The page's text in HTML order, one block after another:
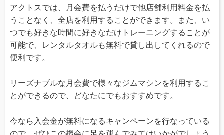
アクトスでは、月会費を払うだけで他店舗利用料金を払
うことなく、全店を利用することができます。また、い
つでも好きな時間に好きなだけトレーニングすることが
可能で、レンタルタオルも無料で貸し出してくれるので
便利です。
リーズナブルな月会費で様々なジムマシンを利用するこ
とができるので、どなたにでもおすすめです。
今なら入会金が無料になるキャンペーンを行なっている